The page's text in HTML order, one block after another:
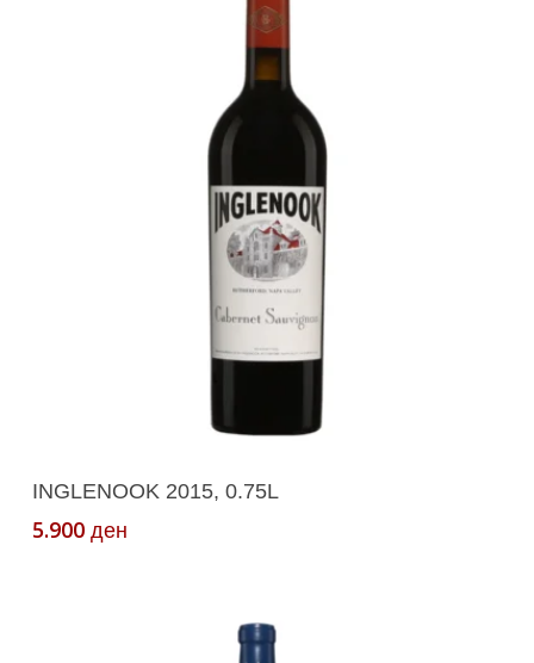
Додади Во Кошничка
INGLENOOK 2015, 0.75L
5.900 ден